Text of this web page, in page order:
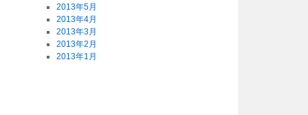
2013年5月
2013年4月
2013年3月
2013年2月
2013年1月